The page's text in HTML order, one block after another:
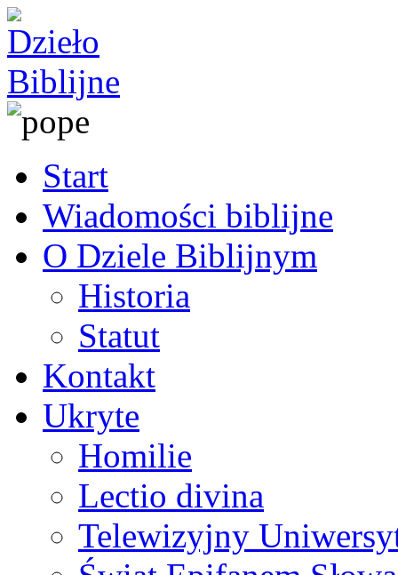
Start
Wiadomości biblijne
O Dziele Biblijnym
Historia
Statut
Kontakt
Ukryte
Homilie
Lectio divina
Telewizyjny